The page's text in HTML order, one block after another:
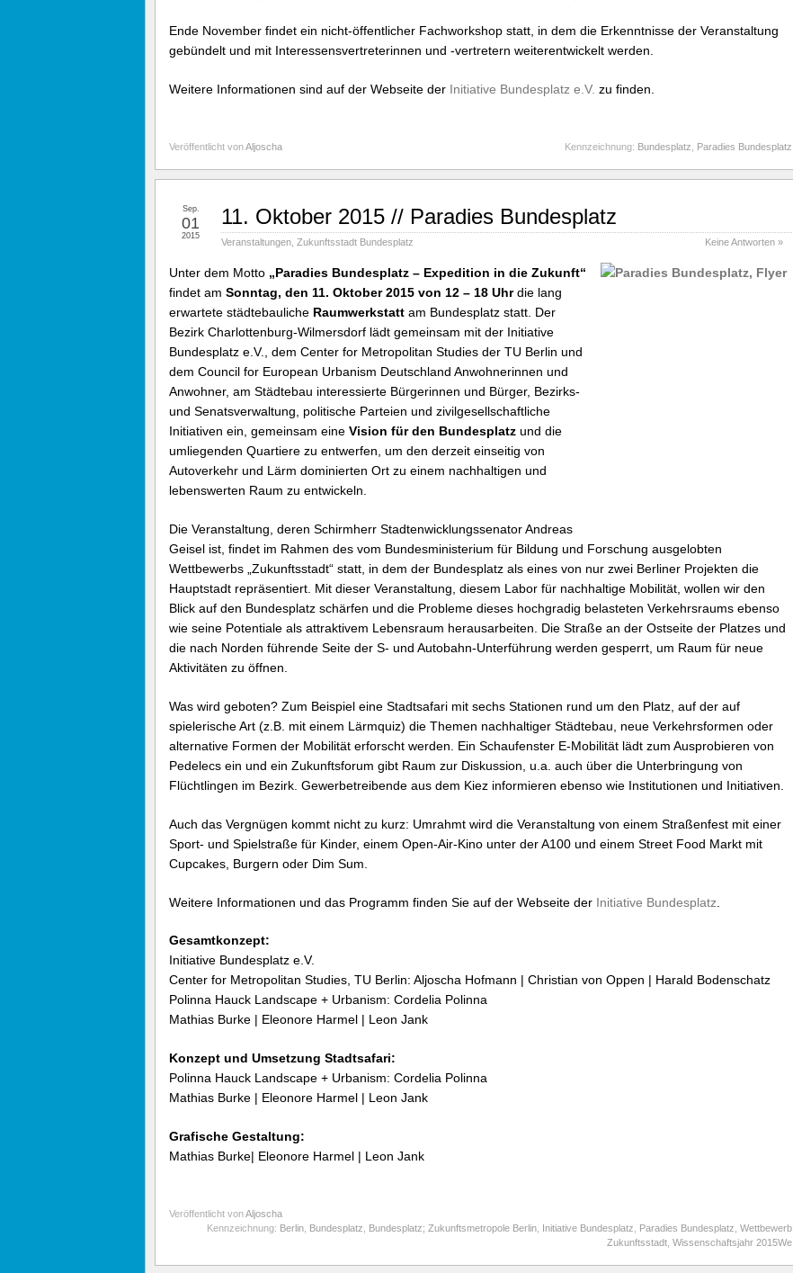
Ende November findet ein nicht-öffentlicher Fachworkshop statt, in dem die Erkenntnisse der Veranstaltung
gebündelt und mit Interessensvertreterinnen und -vertretern weiterentwickelt werden.
Weitere Informationen sind auf der Webseite der Initiative Bundesplatz e.V. zu finden.
Veröffentlicht vonAljoscha Kennzeichnung: Bundesplatz Paradies Bundesplatz
11. Oktober 2015 // Paradies Bundesplatz
Veranstaltungen Zukunftsstadt Bundesplatz Keine Antworten »
Sep.
01
2015
Unter dem Motto „Paradies Bundesplatz – Expedition in die Zukunft“
findet am Sonntag, den 11. Oktober 2015 von 12 – 18 Uhrdie lang
erwartete städtebauliche Raumwerkstatt am Bundesplatz statt. Der
Bezirk Charlottenburg-Wilmersdorf lädt gemeinsam mit der Initiative
Bundesplatz e.V., dem Center for Metropolitan Studies der TU Berlin und
dem Council for European Urbanism Deutschland Anwohnerinnen und
Anwohner, am Städtebau interessierte Bürgerinnen und Bürger, Bezirks-
und Senatsverwaltung, politische Parteien und zivilgesellschaftliche
Initiativen ein, gemeinsam eine Vision für den Bundesplatz und die
umliegenden Quartiere zu entwerfen, um den derzeit einseitig von
Autoverkehr und Lärm dominierten Ort zu einem nachhaltigen und
lebenswerten Raum zu entwickeln.
Die Veranstaltung, deren Schirmherr Stadtenwicklungssenator Andreas
Geisel ist, findet im Rahmen des vom Bundesministerium für Bildung und Forschung ausgelobten
Wettbewerbs „Zukunftsstadt“ statt, in dem der Bundesplatz als eines von nur zwei Berliner Projekten die
Hauptstadt repräsentiert. Mit dieser Veranstaltung, diesem Labor für nachhaltige Mobilität, wollen wir den
Blick auf den Bundesplatz schärfen und die Probleme dieses hochgradig belasteten Verkehrsraums ebenso
wie seine Potentiale als attraktivem Lebensraum herausarbeiten. Die Straße an der Ostseite der Platzes und
die nach Norden führende Seite der S- und Autobahn-Unterführung werden gesperrt, um Raum für neue
Aktivitäten zu öffnen.
Was wird geboten? Zum Beispiel eine Stadtsafari mit sechs Stationen rund um den Platz, auf der auf
spielerische Art (z.B. mit einem Lärmquiz) die Themen nachhaltiger Städtebau, neue Verkehrsformen oder
alternative Formen der Mobilität erforscht werden. Ein Schaufenster E-Mobilität lädt zum Ausprobieren von
Pedelecs ein und ein Zukunftsforum gibt Raum zur Diskussion, u.a. auch über die Unterbringung von
Flüchtlingen im Bezirk. Gewerbetreibende aus dem Kiez informieren ebenso wie Institutionen und Initiativen.
Auch das Vergnügen kommt nicht zu kurz: Umrahmt wird die Veranstaltung von einem Straßenfest mit einer
Sport- und Spielstraße für Kinder, einem Open-Air-Kino unter der A100 und einem Street Food Markt mit
Cupcakes, Burgern oder Dim Sum.
Weitere Informationen und das Programm finden Sie auf der Webseite der Initiative Bundesplatz
Gesamtkonzept:
Initiative Bundesplatz e.V.
Center for Metropolitan Studies, TU Berlin: Aljoscha Hofmann | Christian von Oppen | Harald Bodenschatz
Polinna Hauck Landscape + Urbanism: Cordelia Polinna
Mathias Burke | Eleonore Harmel | Leon Jank
Konzept und Umsetzung Stadtsafari:
Polinna Hauck Landscape + Urbanism: Cordelia Polinna
Mathias Burke | Eleonore Harmel | Leon Jank
Grafische Gestaltung:
Mathias Burke| Eleonore Harmel | Leon Jank
Veröffentlicht vonAljoscha
Kennzeichnung: Berlin Bundesplatz Bundesplatz; Zukunftsmetropole Berlin Initiative Bundesplatz Paradies Bundesplatz Wettbewerb
Zukunftsstadt Wissenschaftsjahr 2015We